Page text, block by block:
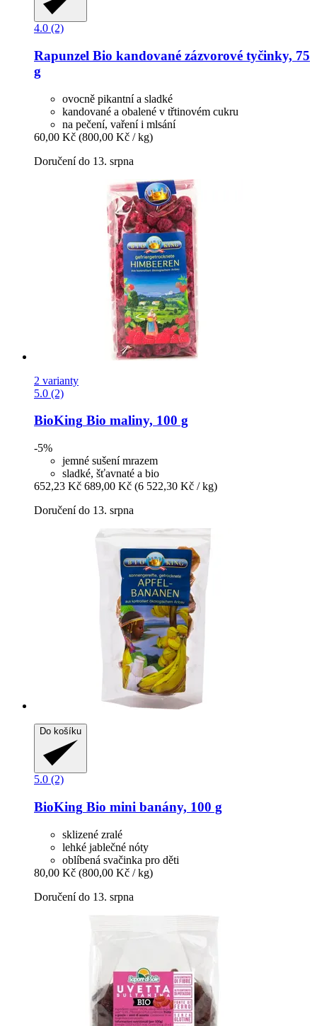
4.0 (2)
Rapunzel Bio kandované zázvorové tyčinky, 75
g
ovocně pikantní a sladké
kandované a obalené v třtinovém cukru
na pečení, vaření i mlsání
60,00 Kč (800,00 Kč / kg)
Doručení do 13. srpna
2 varianty
5.0 (2)
BioKing Bio maliny, 100 g
-5%
jemné sušení mrazem
sladké, šťavnaté a bio
652,23 Kč 689,00 Kč (6 522,30 Kč / kg)
Doručení do 13. srpna
Do košíku
5.0 (2)
BioKing Bio mini banány, 100 g
sklizené zralé
lehké jablečné nóty
oblíbená svačinka pro děti
80,00 Kč (800,00 Kč / kg)
Doručení do 13. srpna